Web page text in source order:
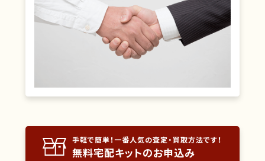
手軽で簡単！一番人気の査定・買取方法です！
無料宅配キットのお申込み